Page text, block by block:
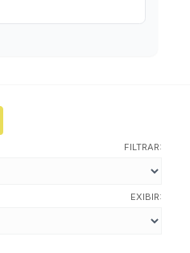
FILTRAR:
EXIBIR: